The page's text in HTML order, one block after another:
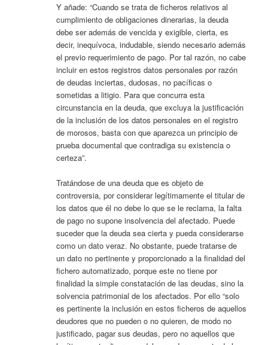
Y añade: “Cuando se trata de ficheros relativos al
cumplimiento de obligaciones dinerarias, la deuda
debe ser además de vencida y exigible, cierta, es
decir, inequívoca, indudable, siendo necesario además
el previo requerimiento de pago. Por tal razón, no cabe
incluir en estos registros datos personales por razón
de deudas inciertas, dudosas, no pacíficas o
sometidas a litigio. Para que concurra esta
circunstancia en la deuda, que excluya la justificación
de la inclusión de los datos personales en el registro
de morosos, basta con que aparezca un principio de
prueba documental que contradiga su existencia o
certeza”.
Tratándose de una deuda que es objeto de
controversia, por considerar legítimamente el titular de
los datos que él no debe lo que se le reclama, la falta
de pago no supone insolvencia del afectado. Puede
suceder que la deuda sea cierta y pueda considerarse
como un dato veraz. No obstante, puede tratarse de
un dato no pertinente y proporcionado a la finalidad del
fichero automatizado, porque este no tiene por
finalidad la simple constatación de las deudas, sino la
solvencia patrimonial de los afectados. Por ello “solo
es pertinente la inclusión en estos ficheros de aquellos
deudores que no pueden o no quieren, de modo no
justificado, pagar sus deudas, pero no aquellos que